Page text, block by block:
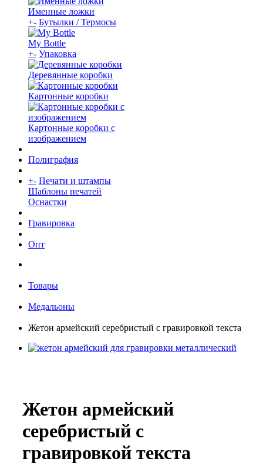
Именные ложки
+- Бутылки / Термосы
My Bottle
+- Упаковка
Деревянные коробки
Картонные коробки
Картонные коробки с
изображением
Полиграфия
+- Печати и штампы
Шаблоны печатей
Оснастки
Гравировка
Опт
Товары
Медальоны
Жетон армейский серебристый с гравировкой текста
Жетон армейский
серебристый с
гравировкой текста